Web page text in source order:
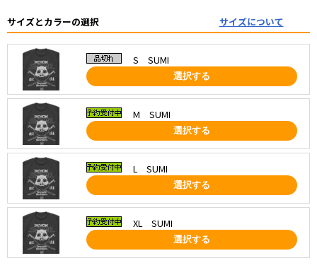
サイズとカラーの選択 サイズについて
S SUMI
選択する
M SUMI
選択する
L SUMI
選択する
XL SUMI
選択する